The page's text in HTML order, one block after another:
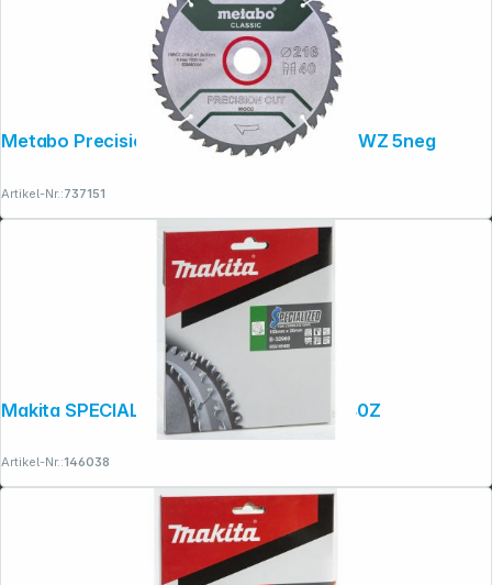
Metabo PrecisionCutClassic 216x 30, 40 WZ 5neg
Artikel-Nr.:737151
Makita SPECIALIZED Sägeblatt 165x20x40Z
Artikel-Nr.:146038